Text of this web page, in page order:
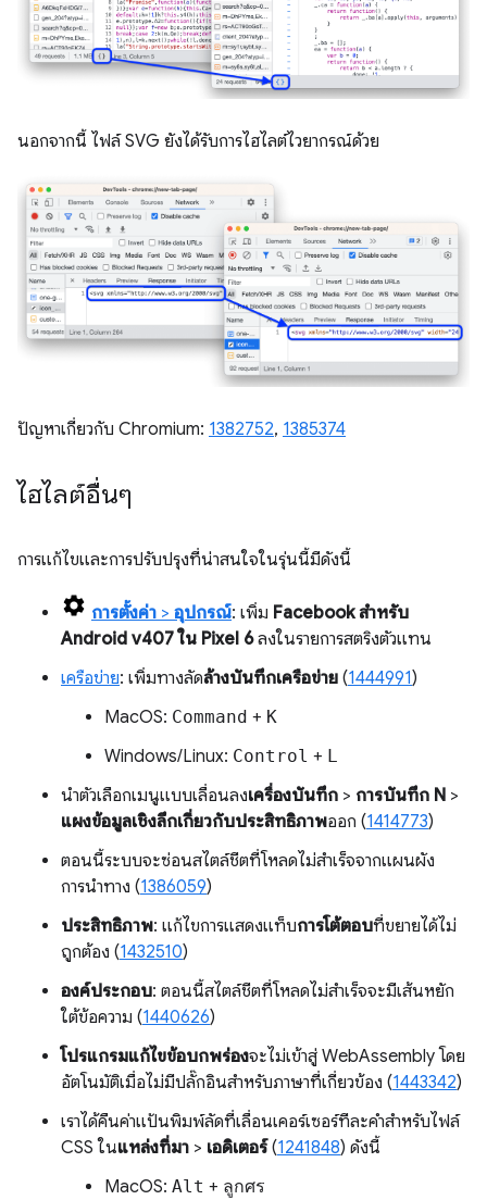
นอกจากนี้ ไฟล์ SVG ยังได้รับการไฮไลต์ไวยากรณ์ด้วย
ปัญหาเกี่ยวกับ Chromium: 1382752, 1385374
ไฮไลต์อื่นๆ
การแก้ไขและการปรับปรุงที่น่าสนใจในรุ่นนี้มีดังนี้
การตั้งค่า > อุปกรณ์: เพิ่ม Facebook สำหรับ
Android v407 ใน Pixel 6ลงในรายการสตริงตัวแทน
เครือข่าย: เพิ่มทางลัดล้างบันทึกเครือข่าย (1444991)
MacOS: Command + K
Windows/Linux: Control + L
นำตัวเลือกเมนูแบบเลื่อนลงเครื่องบันทึก > การบันทึก N >
แผงข้อมูลเชิงลึกเกี่ยวกับประสิทธิภาพออก (1414773)
ตอนนี้ระบบจะซ่อนสไตล์ชีตที่โหลดไม่สำเร็จจากแผนผัง
การนำทาง (1386059)
ประสิทธิภาพ: แก้ไขการแสดงแท็บการโต้ตอบที่ขยายได้ไม่
ถูกต้อง (1432510)
องค์ประกอบ: ตอนนี้สไตล์ชีตที่โหลดไม่สำเร็จจะมีเส้นหยัก
ใต้ข้อความ (1440626)
โปรแกรมแก้ไขข้อบกพร่องจะไม่เข้าสู่ WebAssembly โดย
อัตโนมัติเมื่อไม่มีปลั๊กอินสำหรับภาษาที่เกี่ยวข้อง (1443342)
เราได้คืนค่าแป้นพิมพ์ลัดที่เลื่อนเคอร์เซอร์ทีละคำสำหรับไฟล์
CSS ในแหล่งที่มา > เอดิเตอร์(1241848) ดังนี้
MacOS: Alt + ลูกศร